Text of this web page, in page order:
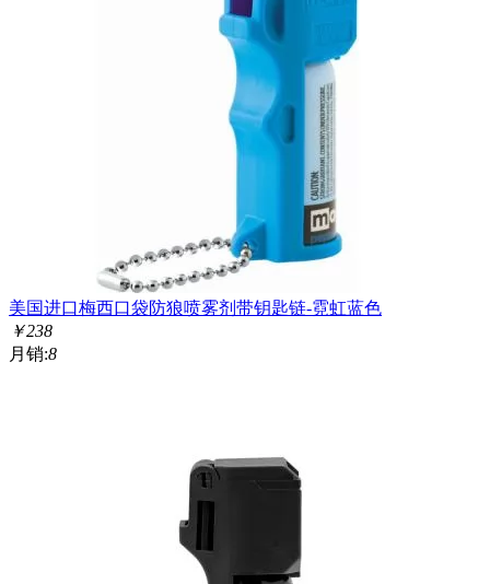
美国进口梅西口袋防狼喷雾剂带钥匙链-霓虹蓝色
￥238
月销:8